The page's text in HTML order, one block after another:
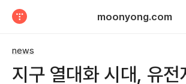
moonyong.com
news
지구 열대화 시대, 유전